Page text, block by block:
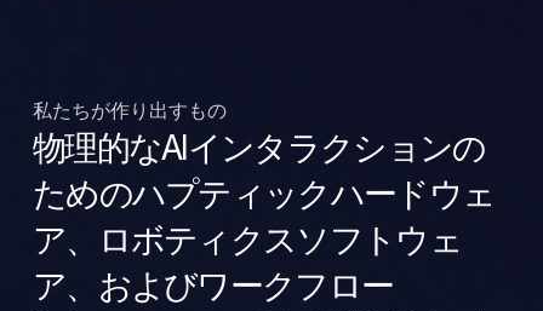
私たちが作り出すもの
物理的なAIインタラクションの
ためのハプティックハードウェ
ア、ロボティクスソフトウェ
ア、およびワークフロー